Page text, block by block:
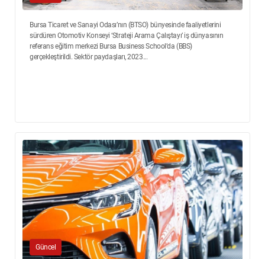
Bursa Ticaret ve Sanayi Odası’nın (BTSO) bünyesinde faaliyetlerini
sürdüren Otomotiv Konseyi ‘Strateji Arama Çalıştayı’ iş dünyasının
referans eğitim merkezi Bursa Business School’da (BBS)
gerçekleştirildi. Sektör paydaşları, 2023...
Güncel